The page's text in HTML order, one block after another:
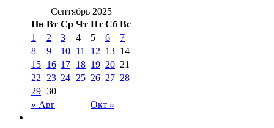
Сентябрь 2025
Пн Вт Ср Чт Пт Сб Вс
« Авг Окт »
1 2 3 4 5 6
7
8
9 10 11 12 13 14
15 16 17 18 19 20 21
22
23 24 25 26 27 28
29 30